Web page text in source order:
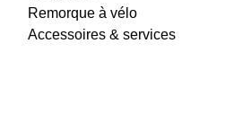
Remorque à vélo
Accessoires & services